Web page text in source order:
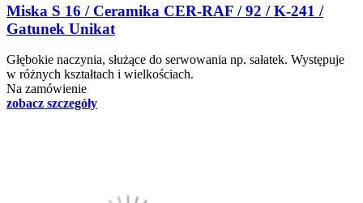
Miska S 16 / Ceramika CER-RAF / 92 / K-241 /
Gatunek Unikat
Głębokie naczynia, służące do serwowania np. sałatek. Występuje
w różnych kształtach i wielkościach.
Na zamówienie
zobacz szczegóły